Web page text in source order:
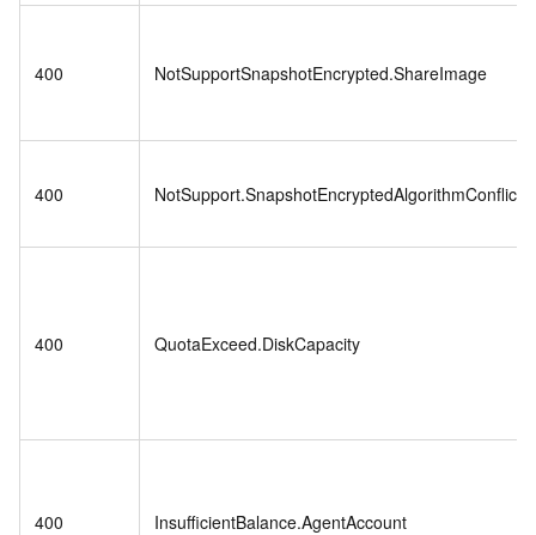
400 NotSupportSnapshotEncrypted.ShareImage
400 NotSupport.SnapshotEncryptedAlgorithmConflict
400 QuotaExceed.DiskCapacity
400 InsufficientBalance.AgentAccount